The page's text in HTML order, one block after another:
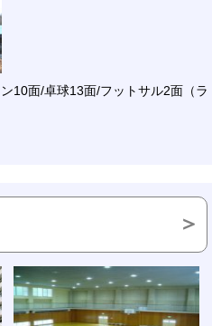
10面/卓球13面/フットサル2面（ラ